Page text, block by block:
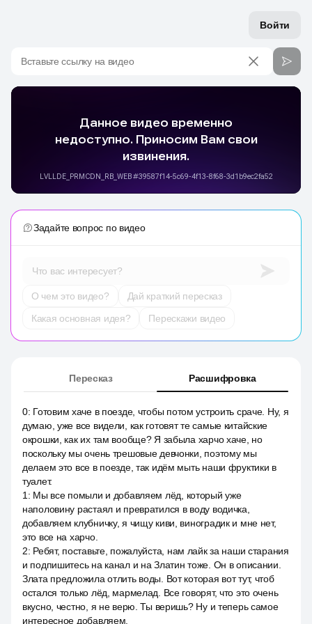
Войти
Вставьте ссылку на видео
Задайте вопрос по видео
Что вас интересует?
О чем это видео?
Дай краткий пересказ
Какая основная идея?
Перескажи видео
Пересказ Расшифровка
0: Готовим хаче в поезде, чтобы потом устроить сраче. Ну, я
думаю, уже все видели, как готовят те самые китайские
окрошки, как их там вообще? Я забыла харчо хаче, но
поскольку мы очень трешовые девчонки, поэтому мы
делаем это все в поезде, так идём мыть наши фруктики в
туалет.
1 : Мы все помыли и добавляем лёд, который уже
наполовину растаял и превратился в воду водичка,
добавляем клубничку, я чищу киви, виноградик и мне нет,
это все на харчо.
2: Ребят, поставьте, пожалуйста, нам лайк за наши старания
и подпишитесь на канал и на Златин тоже. Он в описании.
Злата предложила отлить воды. Вот которая вот тут, чтоб
остался только лёд, мармелад. Все говорят, что это очень
вкусно, честно, я не верю. Ты веришь? Ну и теперь самое
интересное добавляем.